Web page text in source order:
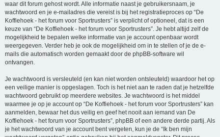
waar dit forum gehost wordt. Alle informatie naast je gebruikersnaam, je
wachtwoord en je e-mailadres die vereist is bij het registratieproces op “De
Koffiehoek - het forum voor Sportrusters” is verplicht of optioneel, dat is een
keuze van “De Koffiehoek - het forum voor Sportrusters”. Je hebt altijd zelf de
mogelijkheid te bepalen welke informatie van je account openbaar wordt
weergegeven. Verder heb je ook de mogelijkheid om in te stellen of je de e-
mails die automatisch worden gemaakt door de phpBB-software wil
ontvangen.
Je wachtwoord is versleuteld (en kan niet worden ontsleuteld) waardoor het op
een veilige manier is opgeslagen. Toch is het niet aan te raden dat je hetzelfde
wachtwoord gebruikt op meerdere websites. Je wachtwoord is het middel
waarmee je op je account op “De Koffiehoek - het forum voor Sportrusters” kan
aanmelden, bewaar het dus veilig en geef het nooit aan iemand van De
Koffiehoek - het forum voor Sportrusters”, phpBB of een andere derde partij. Als
je het wachtwoord van je account bent vergeten, kun je de “Ik ben mijn